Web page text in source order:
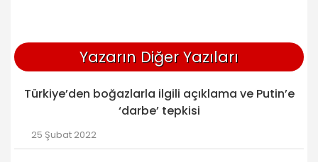
Yazarın Diğer Yazıları
Türkiye’den boğazlarla ilgili açıklama ve Putin’e
‘darbe’ tepkisi
25 Şubat 2022